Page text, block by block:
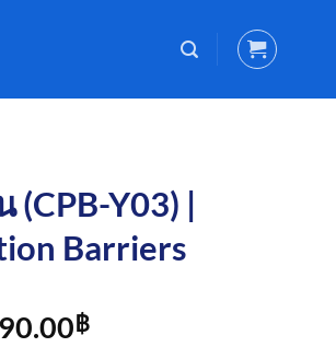
(CPB-Y03) |
Barriers
฿Price